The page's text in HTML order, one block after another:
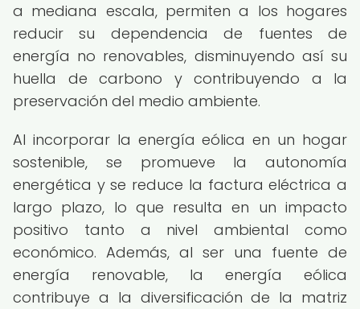
a mediana escala, permiten a los hogares
reducir su dependencia de fuentes de
energía no renovables, disminuyendo así su
huella de carbono y contribuyendo a la
preservación del medio ambiente.
Al incorporar la energía eólica en un hogar
sostenible, se promueve la autonomía
energética y se reduce la factura eléctrica a
largo plazo, lo que resulta en un impacto
positivo tanto a nivel ambiental como
económico. Además, al ser una fuente de
energía renovable, la energía eólica
contribuye a la diversificación de la matriz